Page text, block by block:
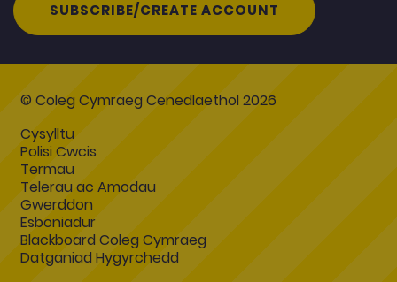
SUBSCRIBE/CREATE ACCOUNT
© Coleg Cymraeg Cenedlaethol 2026
Cysylltu
Polisi Cwcis
Termau
Telerau ac Amodau
Gwerddon
Esboniadur
Blackboard Coleg Cymraeg
Datganiad Hygyrchedd